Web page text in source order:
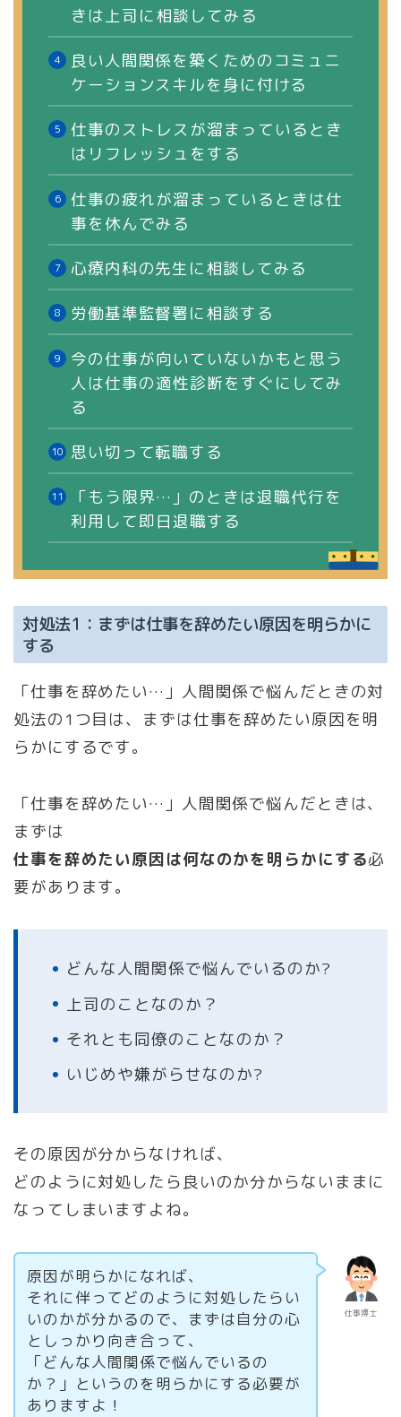
きは上司に相談してみる
良い人間関係を築くためのコミュニ
ケーションスキルを身に付ける
仕事のストレスが溜まっているとき
はリフレッシュをする
仕事の疲れが溜まっているときは仕
事を休んでみる
心療内科の先生に相談してみる
労働基準監督署に相談する
今の仕事が向いていないかもと思う
人は仕事の適性診断をすぐにしてみ
る
思い切って転職する
「もう限界…」のときは退職代行を
利用して即日退職する
対処法1：まずは仕事を辞めたい原因を明らかに
する
「仕事を辞めたい…」人間関係で悩んだときの対
処法の1つ目は、まずは仕事を辞めたい原因を明
らかにするです。
「仕事を辞めたい…」人間関係で悩んだときは、
まずは
仕事を辞めたい原因は何なのかを明らかにする必
要があります。
どんな人間関係で悩んでいるのか?
上司のことなのか？
それとも同僚のことなのか？
いじめや嫌がらせなのか?
その原因が分からなければ、
どのように対処したら良いのか分からないままに
なってしまいますよね。
仕事博士
原因が明らかになれば、
それに伴ってどのように対処したらい
いのかが分かるので、まずは自分の心
としっかり向き合って、
「どんな人間関係で悩んでいるの
か？」というのを明らかにする必要が
ありますよ！